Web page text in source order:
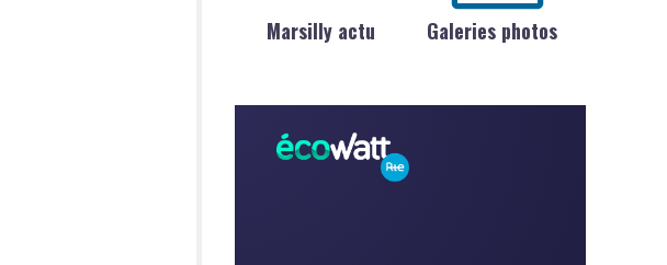
Marsilly actu Galeries photos